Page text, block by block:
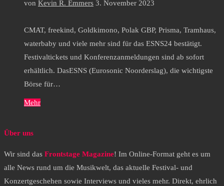
von Kevin R. Emmers 3. November 2023
CMAT, freekind, Goldkimono, Polak GBP, Prisma, Tramhaus,
waterbaby und viele mehr sind für das ESNS24 bestätigt.
Festivaltickets und Konferenzanmeldungen sind ab sofort
erhältlich. DasESNS (Eurosonic Noorderslag), die wichtigste
Börse für…
Mehr
Über uns
Wir sind das Frontstage Magazine! Im Online-Format geht es um
alle News rund um die Musikwelt, das aktuelle Festival- und
Konzertgeschehen sowie Interviews und vieles mehr. Direkt, ehrlich